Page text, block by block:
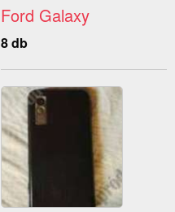
Ford Galaxy
8 db